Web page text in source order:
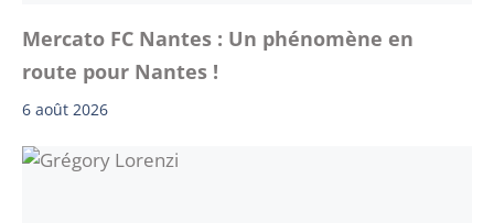
Mercato FC Nantes : Un phénomène en
route pour Nantes !
6 août 2026